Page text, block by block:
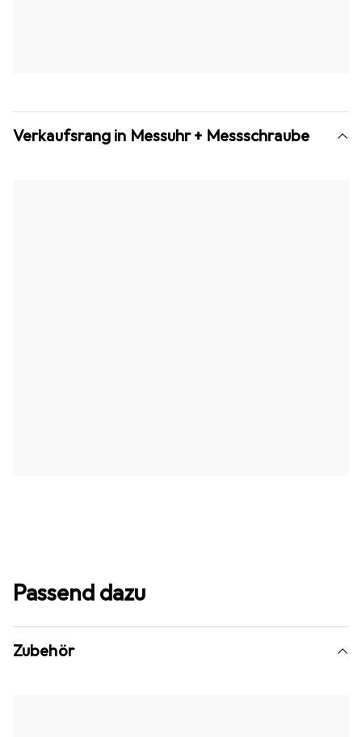
Verkaufsrang in Messuhr + Messschraube
Passend dazu
Zubehör